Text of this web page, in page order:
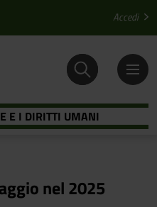
Accedi
E I DIRITTI UMANI
nel 2025